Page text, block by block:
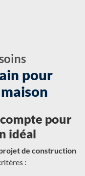
pour
pour
idéal
de construction
: